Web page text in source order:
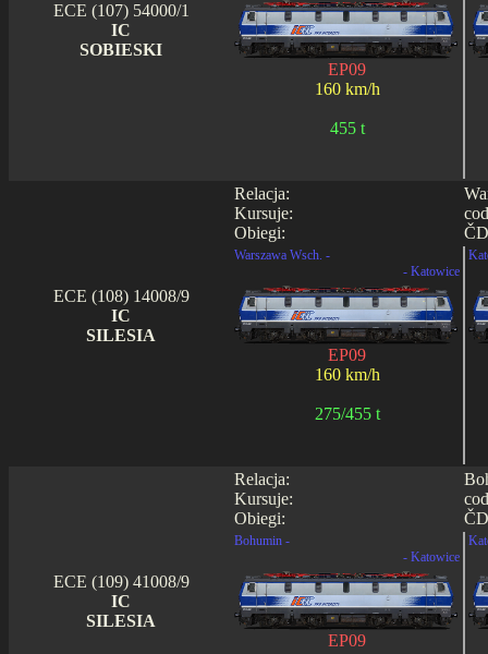
ECE (107) 54000/1
IC
SOBIESKI
EP09
160 km/h
455 t
Relacja:
Kursuje:
Obiegi:
ECE (108) 14008/9
IC
SILESIA
Warszawa Wsch. -
- Katowice
EP09
160 km/h
275/455 t
Relacja:
Kursuje:
Obiegi:
ECE (109) 41008/9
IC
SILESIA
Bohumin -
- Katowice
EP09